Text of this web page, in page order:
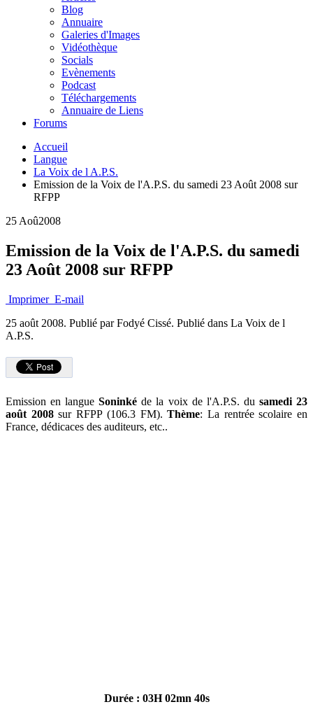
Blog
Annuaire
Galeries d'Images
Vidéothèque
Socials
Evènements
Podcast
Téléchargements
Annuaire de Liens
Forums
Accueil
Langue
La Voix de l A.P.S.
Emission de la Voix de l'A.P.S. du samedi 23 Août 2008 sur
RFPP
25 Aoû2008
Emission de la Voix de l'A.P.S. du samedi
23 Août 2008 sur RFPP
Imprimer E-mail
25 août 2008. Publié par Fodyé Cissé. Publié dans La Voix de l
A.P.S.
Emission en langueSoninkéde la voix de l'A.P.S. du samedi 23
août 2008sur RFPP (106.3 FM).Thème: La rentrée scolaire en
France, dédicaces des auditeurs, etc..
Durée : 03H 02mn 40s